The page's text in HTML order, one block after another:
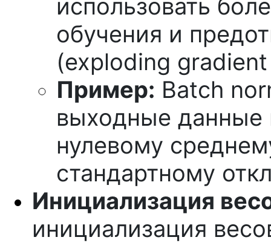
использовать
обучения и
(exploding
Пример: Batch
выходные данные
нулевому
стандартному
Инициализация
инициализация